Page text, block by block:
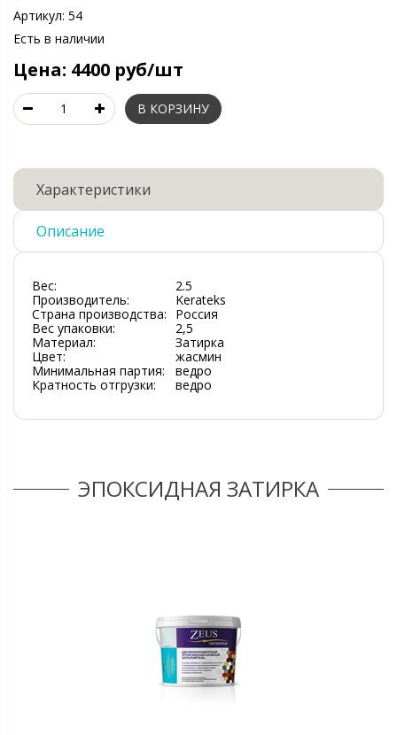
Артикул: 54
Есть в наличии
Цена: 4400 руб/шт
Характеристики
Описание
Вес:
2.5
Производитель:
Kerateks
Страна производства:
Россия
Вес упаковки:
2,5
Материал:
Затирка
Цвет:
жасмин
Минимальная партия:
ведро
Кратность отгрузки:
ведро
ЭПОКСИДНАЯ ЗАТИРКА